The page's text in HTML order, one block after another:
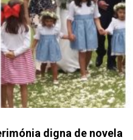
digna de novela